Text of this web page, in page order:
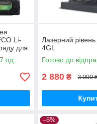
Li-
для
од.
Лазерний
4GL
Готово до
2 880 ₴ 3 000
–5%